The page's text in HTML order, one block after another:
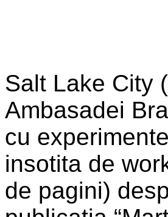
Salt Lake City
Ambasadei
cu
insotita de
de pagini)